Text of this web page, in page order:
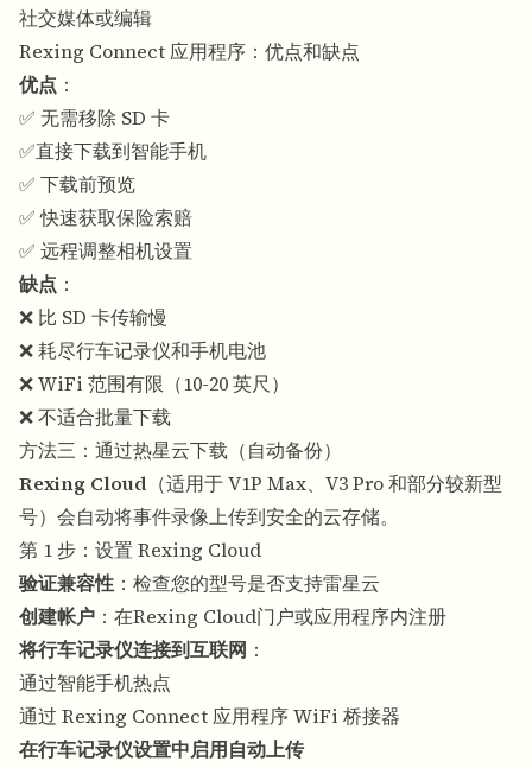
社交媒体或编辑
Rexing Connect 应用程序：优点和缺点
优点 ：
✅ 无需移除 SD 卡
✅直接下载到智能手机
✅ 下载前预览
✅ 快速获取保险索赔
✅ 远程调整相机设置
缺点 ：
❌ 比 SD 卡传输慢
❌ 耗尽行车记录仪和手机电池
❌ WiFi 范围有限（10-20 英尺）
❌ 不适合批量下载
方法三：通过热星云下载（自动备份）
Rexing Cloud （适用于 V1P Max、V3 Pro 和部分较新型
号）会自动将事件录像上传到安全的云存储。
第 1 步：设置 Rexing Cloud
验证兼容性 ：检查您的型号是否支持雷星云
创建帐户 ：在Rexing Cloud门户或应用程序内注册
将行车记录仪连接到互联网 ：
通过智能手机热点
通过 Rexing Connect 应用程序 WiFi 桥接器
在行车记录仪设置中启用自动上传